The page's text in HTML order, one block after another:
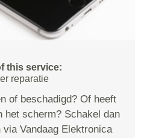
this service:
reparatie
of beschadigd? Of heeft
het scherm? Schakel dan
Vandaag Elektronica